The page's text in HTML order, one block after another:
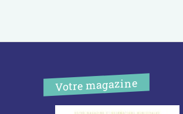
Votre magazine